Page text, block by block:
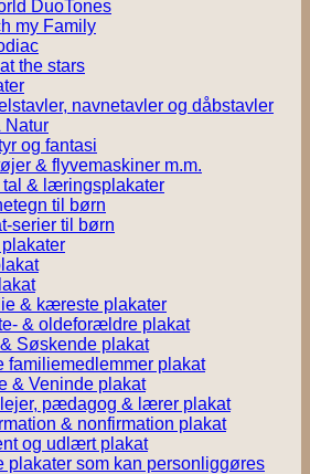
DuoTones
my Family
the stars
navnetavler og dåbstavler
Natur
og fantasi
& flyvemaskiner m.m.
tal & læringsplakater
til børn
serier til børn
& kæreste plakater
& oldeforældre plakat
Søskende plakat
familiemedlemmer plakat
& Veninde plakat
pædagog & lærer plakat
& nonfirmation plakat
og udlært plakat
plakater som kan personliggøres